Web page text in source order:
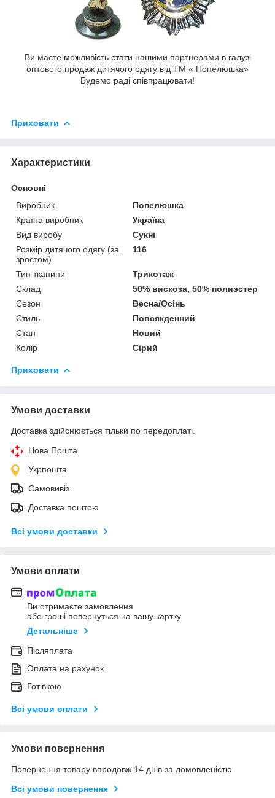
Ви маєте можливість стати нашими партнерами в галузі
оптового продаж дитячого одягу від ТМ « Попелюшка»
Будемо раді співпрацювати!
Приховати
Характеристики
Основні
Виробник
Попелюшка
Країна виробник
Україна
Вид виробу
Сукні
Розмір дитячого одягу (за
зростом)
116
Тип тканини
Трикотаж
Склад
50% вискоза, 50% полиэстер
Сезон
Весна/Осінь
Стиль
Повсякденний
Стан
Новий
Колір
Сірий
Приховати
Умови доставки
Доставка здійснюється тільки по передоплаті.
Нова Пошта
Укрпошта
Самовивіз
Доставка поштою
Всі умови доставки
Умови оплати
Ви отримаєте замовлення
або гроші повернуться на вашу картку
Детальніше
Післяплата
Оплата на рахунок
Готівкою
Всі умови оплати
Умови повернення
Повернення товару впродовж 14 днів за домовленістю
Всі умови повернення